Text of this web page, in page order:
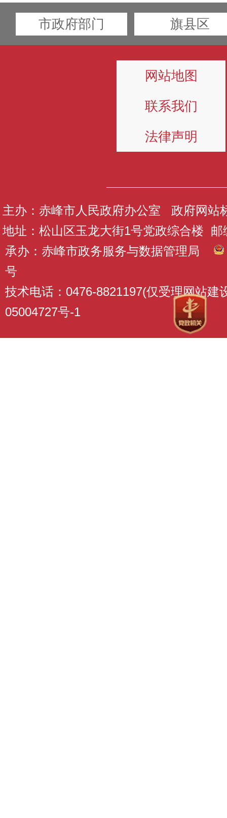
市政府部门 旗县区
网站地图
联系我们
法律声明
主办：赤峰市人民政府办公室 政府网站
地址：松山区玉龙大街1号党政综合楼 邮
承办：赤峰市政务服务与数据管理局
号
技术电话：0476-8821197(仅受理网站建
05004727号-1